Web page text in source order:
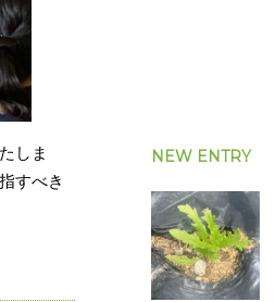
しま
すべき
NEW ENTRY